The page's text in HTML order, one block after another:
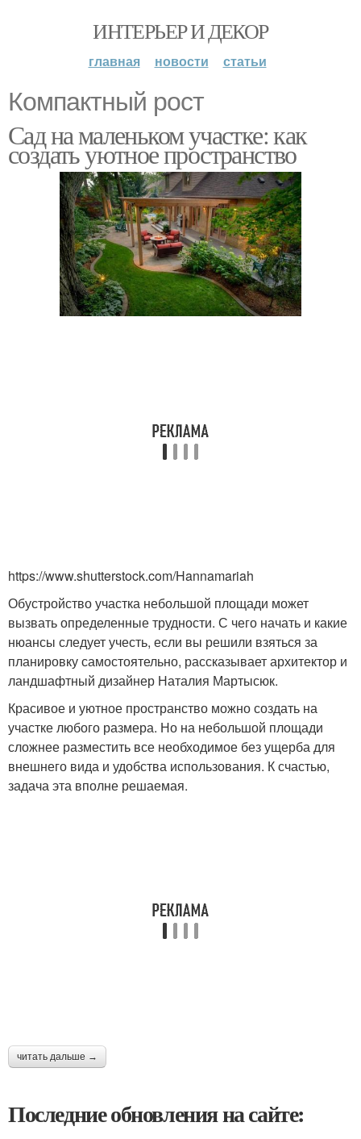
ИНТЕРЬЕР И ДЕКОР
главная новости статьи
Компактный рост
Сад на маленьком участке: как
создать уютное пространство
https://www.shutterstock.com/Hannamariah
Обустройство участка небольшой площади может
вызвать определенные трудности. С чего начать и какие
нюансы следует учесть, если вы решили взяться за
планировку самостоятельно, рассказывает архитектор и
ландшафтный дизайнер Наталия Мартысюк.
Красивое и уютное пространство можно создать на
участке любого размера. Но на небольшой площади
сложнее разместить все необходимое без ущерба для
внешнего вида и удобства использования. К счастью,
задача эта вполне решаемая.
читать дальше →
Последние обновления на сайте: